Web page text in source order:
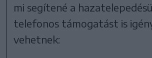
mi segítené a
telefonos támogatást is
vehetnek: